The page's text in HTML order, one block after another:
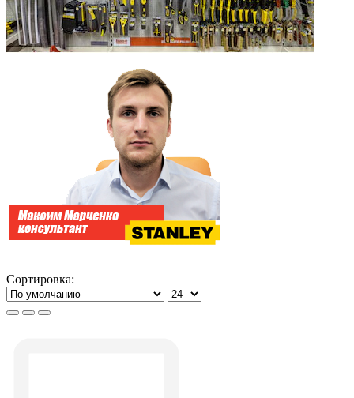
Сортировка: